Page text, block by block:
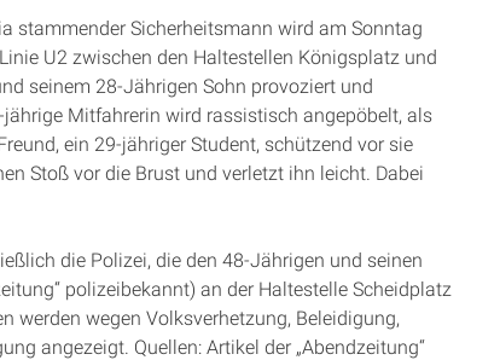
stammender Sicherheitsmann wird am Sonntag
U2 zwischen den Haltestellen Königsplatz und
seinem 28-Jährigen Sohn provoziert und
Mitfahrerin wird rassistisch angepöbelt, als
ein 29-jähriger Student, schützend vor sie
Stoß vor die Brust und verletzt ihn leicht. Dabei
die Polizei, die den 48-Jährigen und seinen
polizeibekannt) an der Haltestelle Scheidplatz
werden wegen Volksverhetzung, Beleidigung,
angezeigt. Quellen: Artikel der „Abendzeitung“